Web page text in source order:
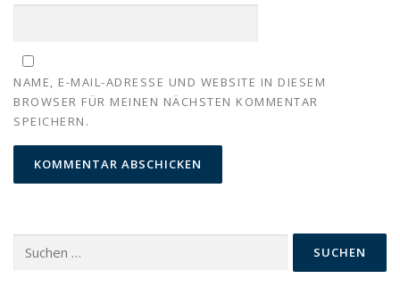
NAME, E-MAIL-ADRESSE UND WEBSITE IN DIESEM
BROWSER FÜR MEINEN NÄCHSTEN KOMMENTAR
SPEICHERN.
nach: